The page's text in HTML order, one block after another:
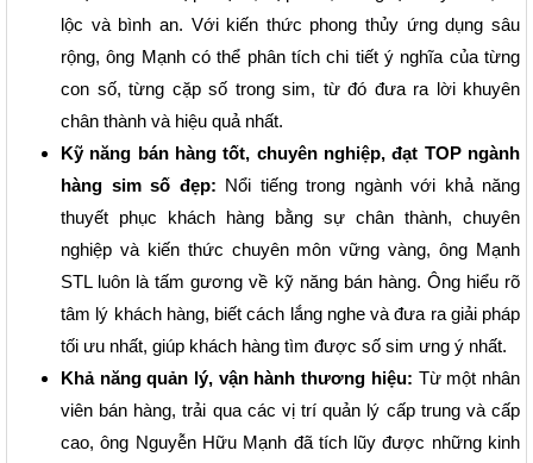
lộc và bình an. Với kiến thức phong thủy ứng dụng sâu
rộng, ông Mạnh có thể phân tích chi tiết ý nghĩa của từng
con số, từng cặp số trong sim, từ đó đưa ra lời khuyên
chân thành và hiệu quả nhất.
Kỹ năng bán hàng tốt, chuyên nghiệp, đạt TOP ngành
hàng sim số đẹp: Nổi tiếng trong ngành với khả năng
thuyết phục khách hàng bằng sự chân thành, chuyên
nghiệp và kiến thức chuyên môn vững vàng, ông Mạnh
STL luôn là tấm gương về kỹ năng bán hàng. Ông hiểu rõ
tâm lý khách hàng, biết cách lắng nghe và đưa ra giải pháp
tối ưu nhất, giúp khách hàng tìm được số sim ưng ý nhất.
Khả năng quản lý, vận hành thương hiệu: Từ một nhân
viên bán hàng, trải qua các vị trí quản lý cấp trung và cấp
cao, ông Nguyễn Hữu Mạnh đã tích lũy được những kinh